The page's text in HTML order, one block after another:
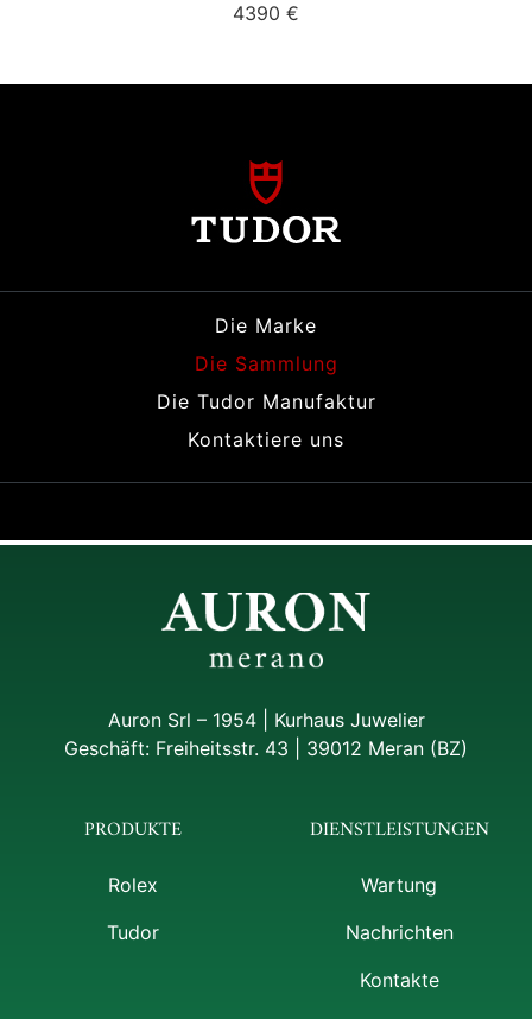
4390 €
Die Marke
Die Sammlung
Die Tudor Manufaktur
Kontaktiere uns
Auron Srl – 1954 | Kurhaus Juwelier
Geschäft: Freiheitsstr. 43 | 39012 Meran (BZ)
PRODUKTE
Rolex
Tudor
DIENSTLEISTUNGEN
Wartung
Nachrichten
Kontakte